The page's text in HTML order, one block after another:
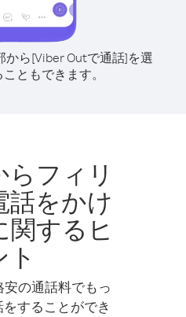
から[Viber Outで通話]を選
ともできます。
フィリ
話をかけ
関するヒ
ト
の通話料でもっ
することができ